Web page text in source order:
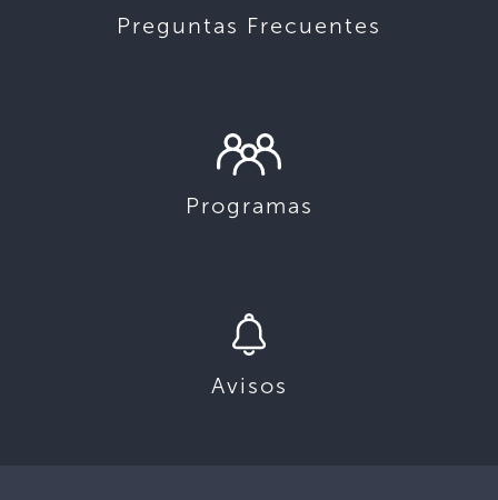
Preguntas Frecuentes
Programas
Avisos